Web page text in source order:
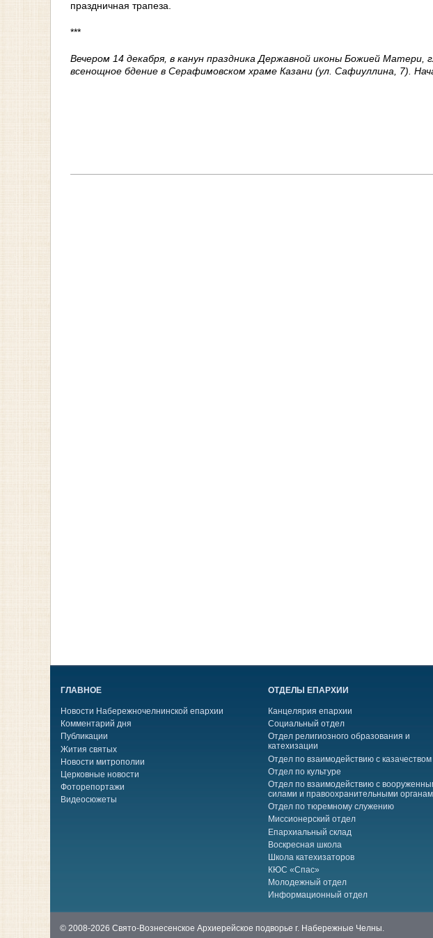
праздничная трапеза.
***
Вечером 14 декабря, в канун праздника Державной иконы Божией
всенощное бдение в Серафимовском храме Казани (ул. Сафиуллина, 7).
ГЛАВНОЕ
Новости Набережночелнинской епархии
Комментарий дня
Публикации
Жития святых
Новости митрополии
Церковные новости
Фоторепортажи
Видеосюжеты
ОТДЕЛЫ ЕПАРХИИ
Канцелярия епархии
Социальный отдел
Отдел религиозного образования и
катехизации
Отдел по взаимодействию с казачеством
Отдел по культуре
Отдел по взаимодействию с
силами и правоохранительными
Отдел по тюремному служению
Миссионерский отдел
Епархиальный склад
Воскресная школа
Школа катехизаторов
КЮС «Спас»
Молодежный отдел
Информационный отдел
© 2008-2026 Свято-Вознесенское Архиерейское подворье г. Набережные Челны.